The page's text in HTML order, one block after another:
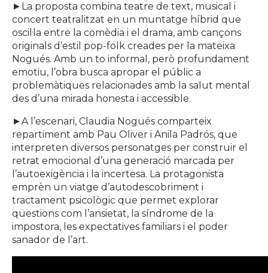
►La proposta combina teatre de text, musical i
concert teatralitzat en un muntatge híbrid que
oscil·la entre la comèdia i el drama, amb cançons
originals d’estil pop-folk creades per la mateixa
Nogués. Amb un to informal, però profundament
emotiu, l’obra busca apropar el públic a
problemàtiques relacionades amb la salut mental
des d’una mirada honesta i accessible.
►A l’escenari, Claudia Nogués comparteix
repartiment amb Pau Oliver i Anila Padrós, que
interpreten diversos personatges per construir el
retrat emocional d’una generació marcada per
l’autoexigència i la incertesa. La protagonista
emprèn un viatge d’autodescobriment i
tractament psicològic que permet explorar
qüestions com l’ansietat, la síndrome de la
impostora, les expectatives familiars i el poder
sanador de l’art.